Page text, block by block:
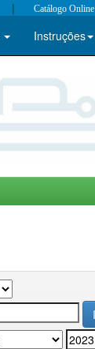
| Catálogo Online
Instruções